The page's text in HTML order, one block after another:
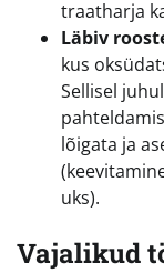
traatharja
Läbiv
kus
Sellisel
lõigata ja
uks).
Vajalikud